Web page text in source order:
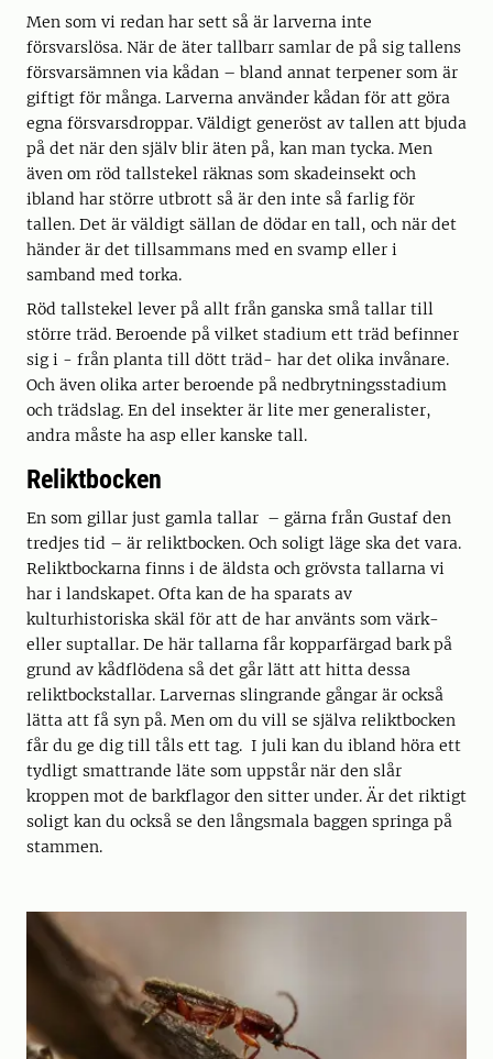
Men som vi redan har sett så är larverna inte
försvarslösa. När de äter tallbarr samlar de på sig tallens
försvarsämnen via kådan – bland annat terpener som är
giftigt för många. Larverna använder kådan för att göra
egna försvarsdroppar. Väldigt generöst av tallen att bjuda
på det när den själv blir äten på, kan man tycka. Men
även om röd tallstekel räknas som skadeinsekt och
ibland har större utbrott så är den inte så farlig för
tallen. Det är väldigt sällan de dödar en tall, och när det
händer är det tillsammans med en svamp eller i
samband med torka.
Röd tallstekel lever på allt från ganska små tallar till
större träd. Beroende på vilket stadium ett träd befinner
sig i - från planta till dött träd- har det olika invånare.
Och även olika arter beroende på nedbrytningsstadium
och trädslag. En del insekter är lite mer generalister,
andra måste ha asp eller kanske tall.
Reliktbocken
En som gillar just gamla tallar – gärna från Gustaf den
tredjes tid – är reliktbocken. Och soligt läge ska det vara.
Reliktbockarna finns i de äldsta och grövsta tallarna vi
har i landskapet. Ofta kan de ha sparats av
kulturhistoriska skäl för att de har använts som värk-
eller suptallar. De här tallarna får kopparfärgad bark på
grund av kådflödena så det går lätt att hitta dessa
reliktbockstallar. Larvernas slingrande gångar är också
lätta att få syn på. Men om du vill se själva reliktbocken
får du ge dig till tåls ett tag. I juli kan du ibland höra ett
tydligt smattrande läte som uppstår när den slår
kroppen mot de barkflagor den sitter under. Är det riktigt
soligt kan du också se den långsmala baggen springa på
stammen.